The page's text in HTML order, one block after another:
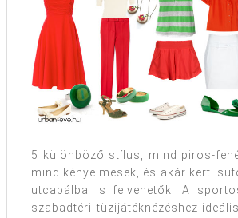
5 különböző stílus, mind piros-
mind kényelmesek, és akár kerti
utcabálba is felvehetők. A
szabadtéri tüzijátéknézéshez